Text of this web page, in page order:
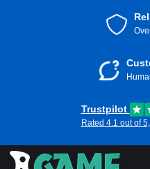
Trustpilot
Rated 4.1 out of